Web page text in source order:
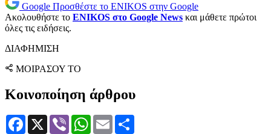
Google Προσθέστε το ENIKOS στην Google
Ακολουθήστε το ENIKOS στο Google News και μάθετε πρώτοι
όλες τις ειδήσεις.
ΔΙΑΦΗΜΙΣΗ
ΜΟΙΡΑΣΟΥ ΤΟ
Κοινοποίηση άρθρου
Facebook
X Viber WhatsApp
Email